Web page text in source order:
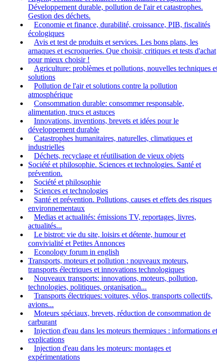
Développement durable, pollution de l'air et catastrophes.
Gestion des déchets.
Economie et finance, durabilité, croissance, PIB, fiscalités
écologiques
Avis et test de produits et services. Les bons plans, les
arnaques et escroqueries. Que choisir, critiques et tests d'achat
pour mieux choisir !
Agriculture: problèmes et pollutions, nouvelles techniques
solutions
Pollution de l'air et solutions contre la pollution
atmosphérique
Consommation durable: consommer responsable,
alimentation, trucs et astuces
Innovations, inventions, brevets et idées pour le
développement durable
Catastrophes humanitaires, naturelles, climatiques et
industrielles
Déchets, recyclage et réutilisation de vieux objets
Société et philosophie. Sciences et technologies. Santé et
prévention.
Société et philosophie
Sciences et technologies
Santé et prévention. Pollutions, causes et effets des risques
environnementaux
Medias et actualités: émissions TV, reportages, livres,
actualités...
Le bistrot: vie du site, loisirs et détente, humour et
convivialité et Petites Annonces
Econology forum in english
Transports, moteurs et pollution : nouveaux moteurs,
transports électriques et innovations technologiques
Nouveaux transports: innovations, moteurs, pollution,
technologies, politiques, organisation...
Transports électriques: voitures, vélos, transports collectifs,
avions...
Moteurs spéciaux, brevets, réduction de consommation de
carburant
Injection d'eau dans les moteurs thermiques : informations et
explications
Injection d'eau dans les moteurs: montages et
expérimentations